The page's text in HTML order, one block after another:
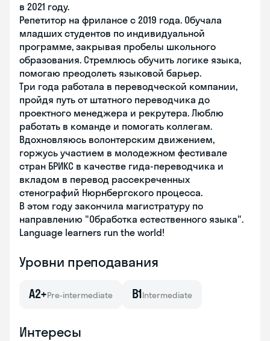
в 2021 году.
Репетитор на фрилансе с 2019 года. Обучала
младших студентов по индивидуальной
программе, закрывая пробелы школьного
образования. Стремлюсь обучить логике языка,
помогаю преодолеть языковой барьер.
Три года работала в переводческой компании,
пройдя путь от штатного переводчика до
проектного менеджера и рекрутера. Люблю
работать в команде и помогать коллегам.
Вдохновляюсь волонтерским движением,
горжусь участием в молодежном фестивале
стран БРИКС в качестве гида-переводчика и
вкладом в перевод рассекреченных
стенографий Нюрнбергского процесса.
В этом году закончила магистратуру по
направлению "Обработка естественного языка".
Language learners run the world!
Уровни преподавания
A2+Pre-intermediate B1Intermediate
Интересы